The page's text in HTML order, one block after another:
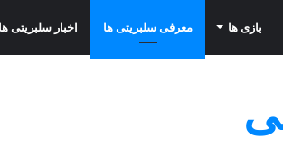
بازی ها معرفی سلبریتی ها اخبار سلبریتی ها